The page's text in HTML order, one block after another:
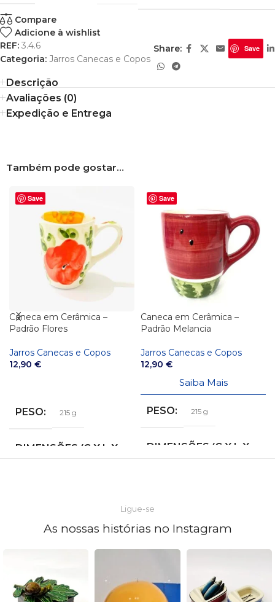
Compare
Adicione à wishlist
REF: 3.4.6
Categoria: Jarros Canecas e Copos
Share: Save
Descrição
Avaliações (0)
Expedição e Entrega
Também pode gostar…
Save
Caneca em Cerâmica –
Padrão Flores
Jarros Canecas e Copos
12,90 €
PESO 215 g
DIMENSÕES (C X L X
A)
Save
Caneca em Cerâmica –
Padrão Melancia
Jarros Canecas e Copos
12,90 €
Saiba Mais
PESO 215 g
DIMENSÕES (C X L X
A)
Ligue-se
As nossas histórias no Instagram